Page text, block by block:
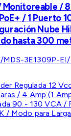
Monitoreable /
/ 1 Puerto
Nube
hasta 300
MDS-3E1309P-